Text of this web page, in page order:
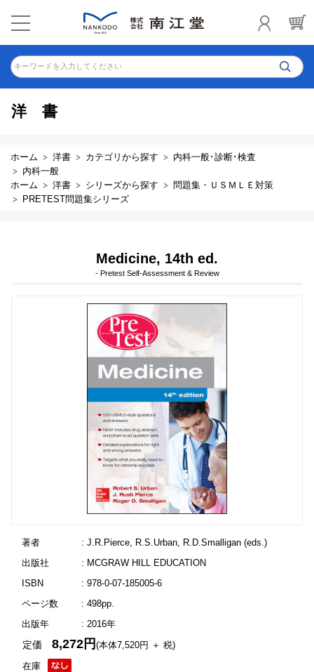
キーワードを入力してください
洋書
ホーム 洋書 カテゴリから探す
内科一般･診断･検査
内科一般
ホーム
洋書 シリーズから探す
問題集・ＵＳＭＬＥ対策
PRETEST問題集シリーズ
Medicine, 14th ed.
- Pretest Self-Assessment & Review
著者
: J.R.Pierce, R.S.Urban, R.D.Smalligan (eds.)
出版社
: MCGRAW HILL EDUCATION
ISBN
: 978-0-07-185005-6
ページ数
: 498pp.
出版年
: 2016年
在庫
定価8,272円(本体7,520円 ＋ 税)